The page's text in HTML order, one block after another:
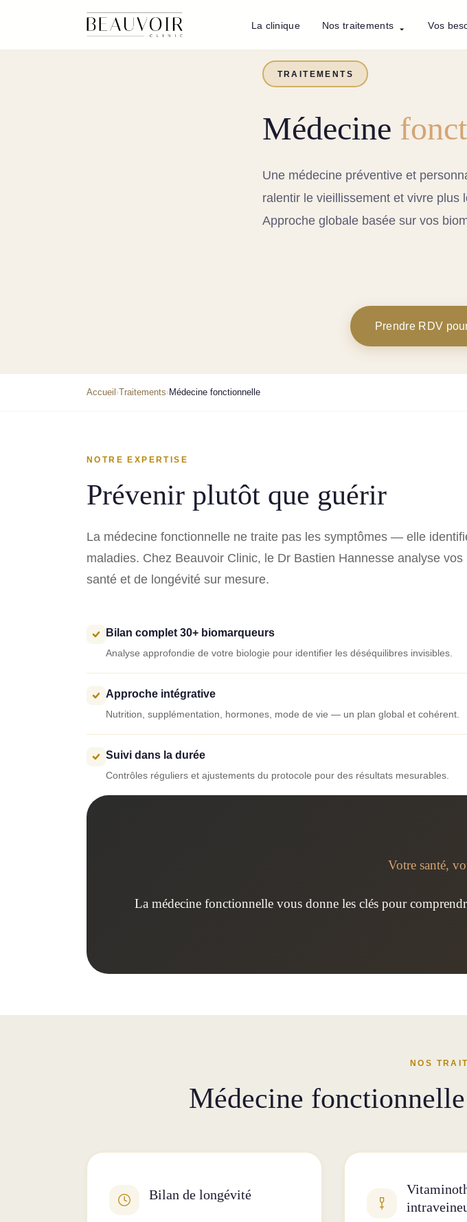
La clinique Nos traitements Vos
TRAITEMENTS
Médecine
Une médecine préventive et
ralentir le vieillissement et vivre plus
Approche globale basée sur vos
Prendre RDV
Accueil ›Traitements› Médecine fonctionnelle
NOTRE EXPERTISE
Prévenir plutôt que guérir
La médecine fonctionnelle ne traite pas les symptômes — elle
maladies. Chez Beauvoir Clinic, le Dr Bastien Hannesse analyse
santé et de longévité sur mesure.
Bilan complet 30+ biomarqueurs
Analyse approfondie de votre biologie pour identifier les déséquilibres invisibles.
Approche intégrative
Nutrition, supplémentation, hormones, mode de vie — un plan global et cohérent.
Suivi dans la durée
Contrôles réguliers et ajustements du protocole pour des résultats mesurables.
Votre santé,
La médecine fonctionnelle vous donne les clés pour
NOS
Médecine
Bilan de longévité